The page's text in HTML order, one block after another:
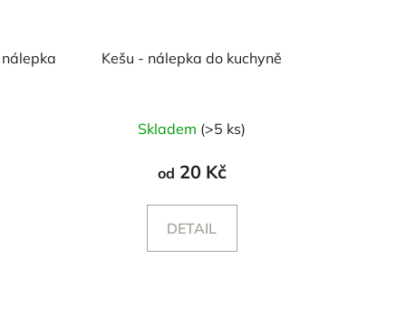
Kešu - nálepka do kuchyně
Skladem (>5 ks)
od 20 Kč
DETAIL